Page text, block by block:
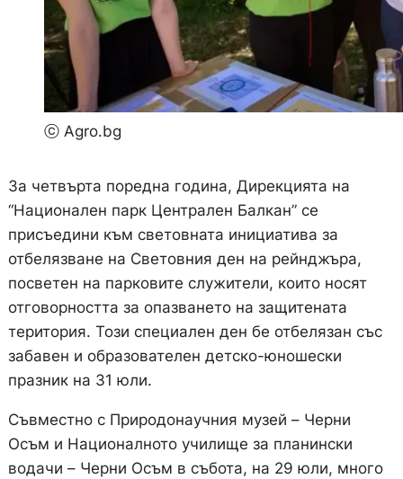
ⓒ Agro.bg
За четвърта поредна година, Дирекцията на
“Национален парк Централен Балкан” се
присъедини към световната инициатива за
отбелязване на Световния ден на рейнджъра,
посветен на парковите служители, които носят
отговорността за опазването на защитената
територия. Този специален ден бе отбелязан със
забавен и образователен детско-юношески
празник на 31 юли.
Съвместно с Природонаучния музей – Черни
Осъм и Националното училище за планински
водачи – Черни Осъм в събота, на 29 юли, много